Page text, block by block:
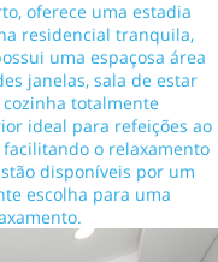
oferece uma estadia
residencial tranquila,
uma espaçosa área
janelas, sala de estar
totalmente
ideal para refeições ao
o relaxamento
disponíveis por um
escolha para uma